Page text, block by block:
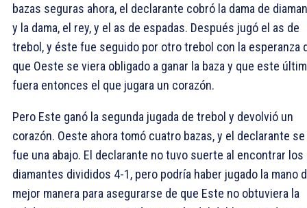
bazas seguras ahora, el declarante cobró la dama de
y la dama, el rey, y el as de espadas. Después jugó el as de
trebol, y éste fue seguido por otro trebol con la esperanza
que Oeste se viera obligado a ganar la baza y que este
fuera entonces el que jugara un corazón.
Pero Este ganó la segunda jugada de trebol y devolvió un
corazón. Oeste ahora tomó cuatro bazas, y el declarante se
fue una abajo. El declarante no tuvo suerte al encontrar los
diamantes divididos 4-1, pero podría haber jugado la mano
mejor manera para asegurarse de que Este no obtuviera la